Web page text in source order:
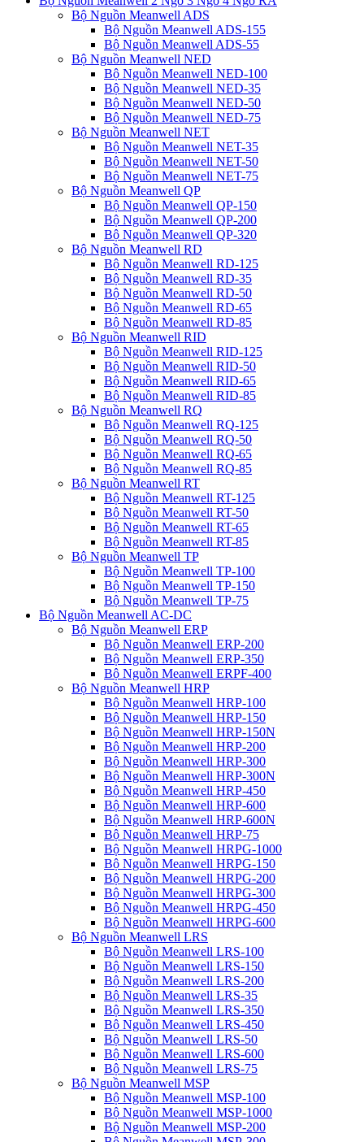
Bộ Nguồn Meanwell ADS
Bộ Nguồn Meanwell ADS-155
Bộ Nguồn Meanwell ADS-55
Bộ Nguồn Meanwell NED
Bộ Nguồn Meanwell NED-100
Bộ Nguồn Meanwell NED-35
Bộ Nguồn Meanwell NED-50
Bộ Nguồn Meanwell NED-75
Bộ Nguồn Meanwell NET
Bộ Nguồn Meanwell NET-35
Bộ Nguồn Meanwell NET-50
Bộ Nguồn Meanwell NET-75
Bộ Nguồn Meanwell QP
Bộ Nguồn Meanwell QP-150
Bộ Nguồn Meanwell QP-200
Bộ Nguồn Meanwell QP-320
Bộ Nguồn Meanwell RD
Bộ Nguồn Meanwell RD-125
Bộ Nguồn Meanwell RD-35
Bộ Nguồn Meanwell RD-50
Bộ Nguồn Meanwell RD-65
Bộ Nguồn Meanwell RD-85
Bộ Nguồn Meanwell RID
Bộ Nguồn Meanwell RID-125
Bộ Nguồn Meanwell RID-50
Bộ Nguồn Meanwell RID-65
Bộ Nguồn Meanwell RID-85
Bộ Nguồn Meanwell RQ
Bộ Nguồn Meanwell RQ-125
Bộ Nguồn Meanwell RQ-50
Bộ Nguồn Meanwell RQ-65
Bộ Nguồn Meanwell RQ-85
Bộ Nguồn Meanwell RT
Bộ Nguồn Meanwell RT-125
Bộ Nguồn Meanwell RT-50
Bộ Nguồn Meanwell RT-65
Bộ Nguồn Meanwell RT-85
Bộ Nguồn Meanwell TP
Bộ Nguồn Meanwell TP-100
Bộ Nguồn Meanwell TP-150
Bộ Nguồn Meanwell TP-75
Bộ Nguồn Meanwell AC-DC
Bộ Nguồn Meanwell ERP
Bộ Nguồn Meanwell ERP-200
Bộ Nguồn Meanwell ERP-350
Bộ Nguồn Meanwell ERPF-400
Bộ Nguồn Meanwell HRP
Bộ Nguồn Meanwell HRP-100
Bộ Nguồn Meanwell HRP-150
Bộ Nguồn Meanwell HRP-150N
Bộ Nguồn Meanwell HRP-200
Bộ Nguồn Meanwell HRP-300
Bộ Nguồn Meanwell HRP-300N
Bộ Nguồn Meanwell HRP-450
Bộ Nguồn Meanwell HRP-600
Bộ Nguồn Meanwell HRP-600N
Bộ Nguồn Meanwell HRP-75
Bộ Nguồn Meanwell HRPG-1000
Bộ Nguồn Meanwell HRPG-150
Bộ Nguồn Meanwell HRPG-200
Bộ Nguồn Meanwell HRPG-300
Bộ Nguồn Meanwell HRPG-450
Bộ Nguồn Meanwell HRPG-600
Bộ Nguồn Meanwell LRS
Bộ Nguồn Meanwell LRS-100
Bộ Nguồn Meanwell LRS-150
Bộ Nguồn Meanwell LRS-200
Bộ Nguồn Meanwell LRS-35
Bộ Nguồn Meanwell LRS-350
Bộ Nguồn Meanwell LRS-450
Bộ Nguồn Meanwell LRS-50
Bộ Nguồn Meanwell LRS-600
Bộ Nguồn Meanwell LRS-75
Bộ Nguồn Meanwell MSP
Bộ Nguồn Meanwell MSP-100
Bộ Nguồn Meanwell MSP-1000
Bộ Nguồn Meanwell MSP-200